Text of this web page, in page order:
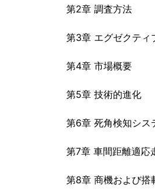
第2章 調査方法
第3章 エグゼクティ
第4章 市場概要
第5章 技術的進化
第6章 死角検知シス
第7章 車間距離適応
第8章 商機および搭